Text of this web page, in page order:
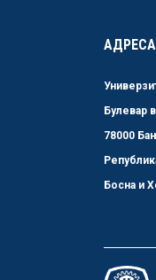
АДРЕСА
Булевар
78000
Босна и